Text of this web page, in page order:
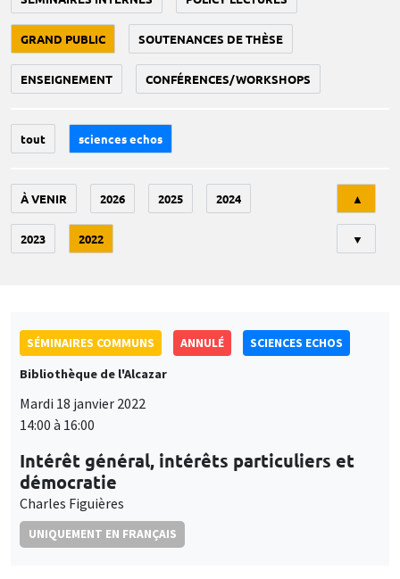
GRAND PUBLIC SOUTENANCES DE THÈSE
ENSEIGNEMENT CONFÉRENCES/WORKSHOPS
tout sciences echos
À VENIR 2026 2025 2024
2023 2022
▲
▼
SÉMINAIRES COMMUNS ANNULÉ
SCIENCES ECHOS
Bibliothèque de l'Alcazar
Mardi 18 janvier 2022
14:00 à 16:00
Intérêt général, intérêts particuliers et
démocratie
Charles Figuières
UNIQUEMENT EN FRANÇAIS